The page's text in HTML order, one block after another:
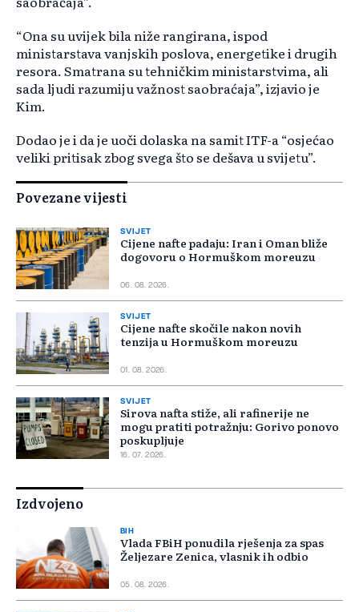
“Ona su uvijek bila niže rangirana, ispod
ministarstava vanjskih poslova, energetike i drugih
resora. Smatrana su tehničkim ministarstvima, ali
sada ljudi razumiju važnost saobraćaja”, izjavio je
Kim.
Dodao je i da je uoči dolaska na samit ITF-a “osjećao
veliki pritisak zbog svega što se dešava u svijetu”.
Povezane vijesti
SVIJET
Cijene nafte padaju: Iran i Oman bliže
dogovoru o Hormuškom moreuzu
06. 08. 2026.
SVIJET
Cijene nafte skočile nakon novih
tenzija u Hormuškom moreuzu
01. 08. 2026.
SVIJET
Sirova nafta stiže, ali rafinerije ne
mogu pratiti potražnju: Gorivo ponovo
poskupljuje
16. 07. 2026.
Izdvojeno
BIH
Vlada FBiH ponudila rješenja za spas
Željezare Zenica, vlasnik ih odbio
05. 08. 2026.